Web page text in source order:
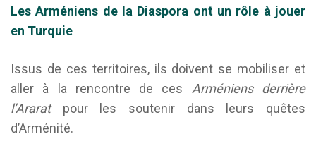
Les Arméniens de la Diaspora ont un rôle à jouer
en Turquie
Issus de ces territoires, ils doivent se mobiliser et
aller à la rencontre de ces Arméniens derrière
l’Araratpour les soutenir dans leurs quêtes
d’Arménité.